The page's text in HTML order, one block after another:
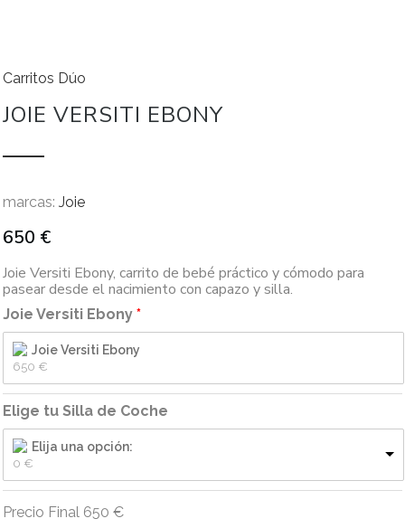
Carritos Dúo
JOIE VERSITI EBONY
marcas: Joie
650 €
Joie Versiti Ebony, carrito de bebé práctico y cómodo para
pasear desde el nacimiento con capazo y silla.
Joie Versiti Ebony
Joie Versiti Ebony
650 €
Elige tu Silla de Coche
Elija una opción:
0 €
Precio Final 650 €